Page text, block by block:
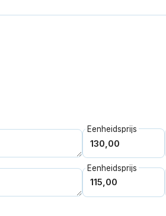
Eenheidsprijs
Eenheidsprijs